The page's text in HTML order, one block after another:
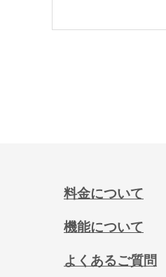
料金について
機能について
よくあるご質問